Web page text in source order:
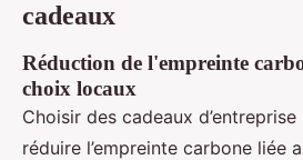
cadeaux
Réduction de l'empreinte
choix locaux
Choisir des cadeaux
réduire l’empreinte carbone liée